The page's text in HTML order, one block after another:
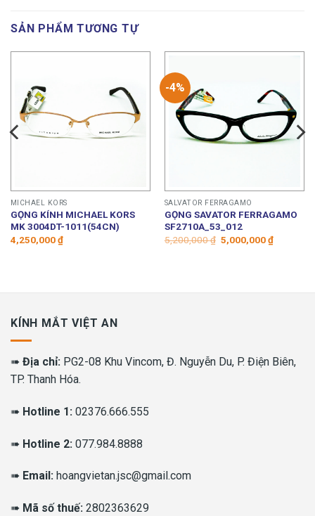
SẢN PHẨM TƯƠNG TỰ
MICHAEL KORS
GỌNG KÍNH MICHAEL KORS
MK 3004DT-1011(54CN)
4,250,000₫
-4%
SALVATOR FERRAGAMO
GỌNG SAVATOR FERRAGAMO
SF2710A_53_012
5,200,000₫ Giá
gốc
5,000,000₫Giá
hiện
KÍNH MẮT VIỆT AN
➠ Địa chỉ: PG2-08 Khu Vincom, Đ. Nguyễn Du, P. Điện Biên,
TP. Thanh Hóa.
➠ Hotline 1: 02376.666.555
➠ Hotline 2: 077.984.8888
➠ Email: hoangvietan.jsc@gmail.com
➠ Mã số thuế: 2802363629